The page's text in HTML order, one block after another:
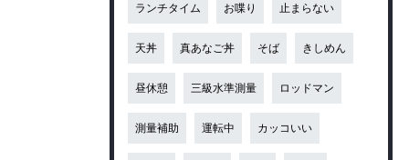
ランチタイム お喋り 止まらない
天丼 真あなご丼 そば きしめん
昼休憩 三級水準測量 ロッドマン
測量補助 運転中 カッコいい